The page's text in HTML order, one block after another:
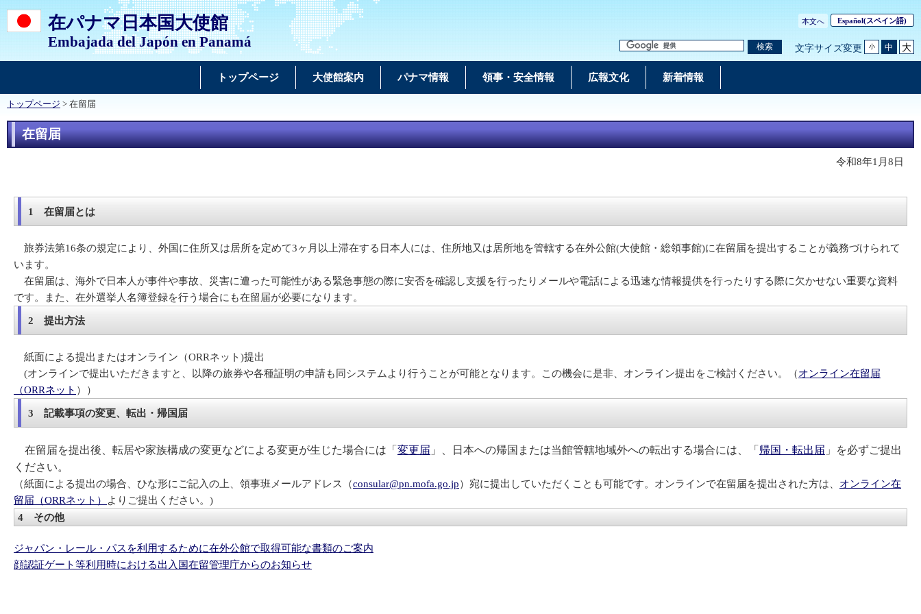
在パナマ日本国大使館
Embajada del Japón en Panamá
本文へ Español(スペイン語)
検索 文字サイズ変更 小 中 大
トップページ 大使館案内 パナマ情報 領事・安全情報 広報文化 新着情報
トップページ > 在留届
在留届
令和8年1月8日
1 在留届とは
旅券法第16条の規定により、外国に住所又は居所を定めて3ヶ月以上滞在する日本人には、住所地又は居所地を管轄する在外公館(大使館・総領事館)に在留届を提出することが義務づけられて
います。
在留届は、海外で日本人が事件や事故、災害に遭った可能性がある緊急事態の際に安否を確認し支援を行ったりメールや電話による迅速な情報提供を行ったりする際に欠かせない重要な資料
です。また、在外選挙人名簿登録を行う場合にも在留届が必要になります。
2 提出方法
紙面による提出またはオンライン（ORRネット)提出
(オンラインで提出いただきますと、以降の旅券や各種証明の申請も同システムより行うことが可能となります。この機会に是非、オンライン提出をご検討ください。（オンライン在留届
（ORRネット ））
3 記載事項の変更、転出・帰国届
在留届を提出後、転居や家族構成の変更などによる変更が生じた場合には「 変更届 」、日本への帰国または当館管轄地域外への転出する場合には、「 帰国・転出届 」を必ずご提出
ください。
（紙面による提出の場合、ひな形にご記入の上、領事班メールアドレス（consular@pn.mofa.go.jp）宛に提出していただくことも可能です。オンラインで在留届を提出された方は、 オンライン在
留届（ORRネット）
よりご提出ください。)
4 その他
ジャパン・レール・パスを利用するために在外公館で取得可能な書類のご案内
顔認証ゲート等利用時における出入国在留管理庁からのお知らせ